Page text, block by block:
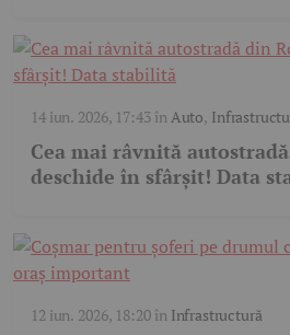
14 iun. 2026, 17:43înAuto,
Cea mai râvnită
deschide în sfârșit! Data
12 iun. 2026, 18:20în Infrastructură